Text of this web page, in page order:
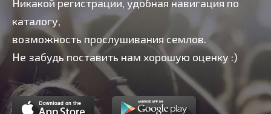
Никакой регистрации, удобная навигация по
каталогу,
возможность прослушивания семлов.
Не забудь поставить нам хорошую оценку :)